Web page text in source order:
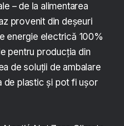
– de la alimentarea
provenit din deșeuri
energie electrică 100%
pentru producția din
de soluții de ambalare
de plastic și pot fi ușor